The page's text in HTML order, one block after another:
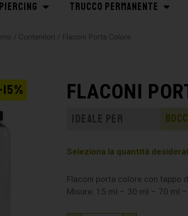
PIERCING
TRUCCO PERMANENTE
/ Contenitori / Flaconi Porta Colore
FLACONI
Ideale per
Seleziona la quantità
Flaconi porta colore con tappo
Misure: 15 ml – 30 ml – 70 ml